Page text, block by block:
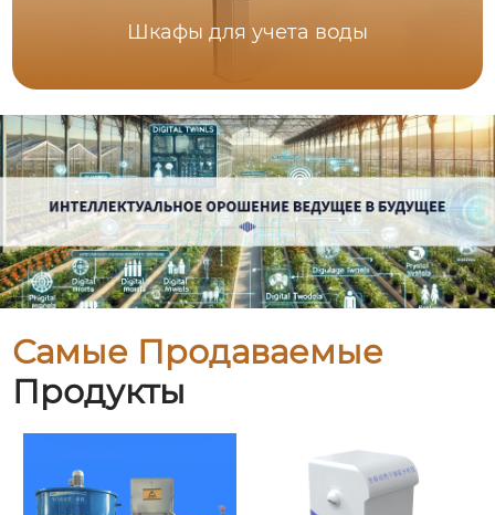
Шкафы для учета воды
Самые Продаваемые
Продукты